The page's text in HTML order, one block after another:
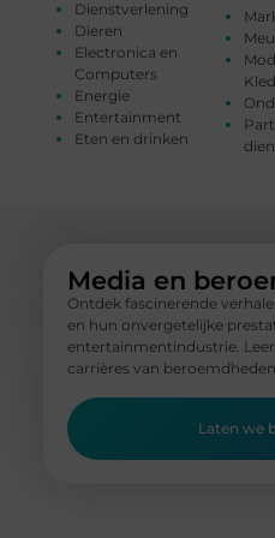
Dienstverlening
Dieren
Electronica en
Computers
Energie
Entertainment
Eten en drinken
Media en
Ontdek fascinerende
en hun onvergetelijke
entertainmentindustrie.
carrières van
Laten we